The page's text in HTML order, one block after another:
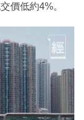
價低約4%。